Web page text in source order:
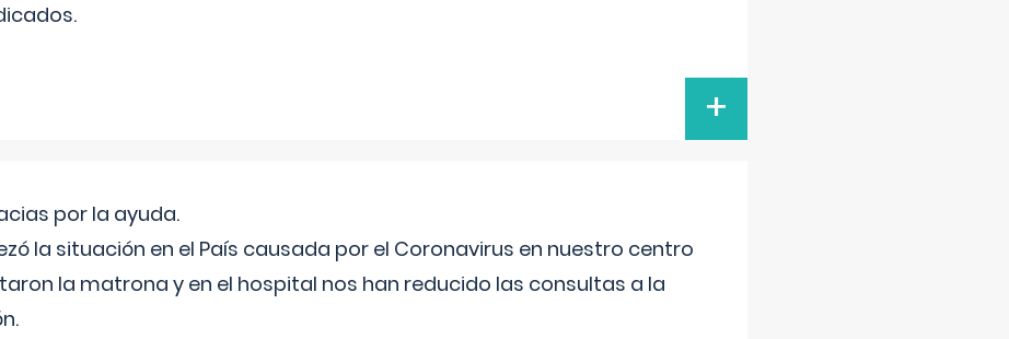
+
por la ayuda.
la situación en el País causada por el Coronavirus en nuestro centro
la matrona y en el hospital nos han reducido las consultas a la